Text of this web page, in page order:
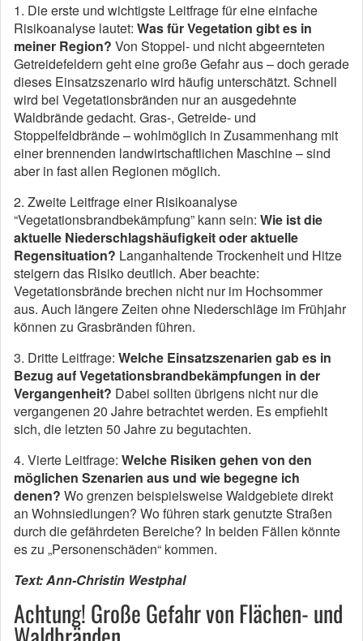
1. Die erste und wichtigste Leitfrage für eine einfache
Risikoanalyse lautet: Was für Vegetation gibt es in
meiner Region? Von Stoppel- und nicht abgeernteten
Getreidefeldern geht eine große Gefahr aus – doch gerade
dieses Einsatzszenario wird häufig unterschätzt. Schnell
wird bei Vegetationsbränden nur an ausgedehnte
Waldbrände gedacht. Gras-, Getreide- und
Stoppelfeldbrände – wohlmöglich in Zusammenhang mit
einer brennenden landwirtschaftlichen Maschine – sind
aber in fast allen Regionen möglich.
2. Zweite Leitfrage einer Risikoanalyse
“Vegetationsbrandbekämpfung” kann sein: Wie ist die
aktuelle Niederschlagshäufigkeit oder aktuelle
Regensituation? Langanhaltende Trockenheit und Hitze
steigern das Risiko deutlich. Aber beachte:
Vegetationsbrände brechen nicht nur im Hochsommer
aus. Auch längere Zeiten ohne Niederschläge im Frühjahr
können zu Grasbränden führen.
3. Dritte Leitfrage: Welche Einsatzszenarien gab es in
Bezug auf Vegetationsbrandbekämpfungen in der
Vergangenheit? Dabei sollten übrigens nicht nur die
vergangenen 20 Jahre betrachtet werden. Es empfiehlt
sich, die letzten 50 Jahre zu begutachten.
4. Vierte Leitfrage: Welche Risiken gehen von den
möglichen Szenarien aus und wie begegne ich
denen? Wo grenzen beispielsweise Waldgebiete direkt
an Wohnsiedlungen? Wo führen stark genutzte Straßen
durch die gefährdeten Bereiche? In beiden Fällen könnte
es zu „Personenschäden“ kommen.
Text: Ann-Christin Westphal
Achtung! Große Gefahr von Flächen- und